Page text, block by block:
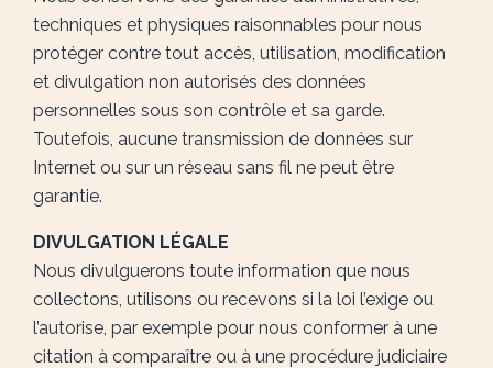
techniques et physiques raisonnables pour nous
protéger contre tout accès, utilisation, modification
et divulgation non autorisés des données
personnelles sous son contrôle et sa garde.
Toutefois, aucune transmission de données sur
Internet ou sur un réseau sans fil ne peut être
garantie.
DIVULGATION LÉGALE
Nous divulguerons toute information que nous
collectons, utilisons ou recevons si la loi l’exige ou
l’autorise, par exemple pour nous conformer à une
citation à comparaître ou à une procédure judiciaire